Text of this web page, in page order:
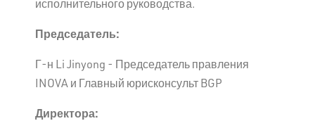
исполнительного руководства.
Председатель:
Г-н Li Jinyong - Председатель правления
INOVA и Главный юрисконсульт BGP
Директора: